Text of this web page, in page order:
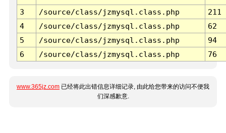
3 /source/class/jzmysql.class.php
211
4
/source/class/jzmysql.class.php
62
5
/source/class/jzmysql.class.php
94
6
/source/class/jzmysql.class.php 76
www.365jz.com 已经将此出错信息详细记录, 由此给您带来的访问不便我
们深感歉意.